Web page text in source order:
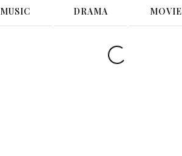
MUSIC DRAMA MOVIE